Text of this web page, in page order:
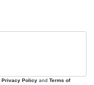
Privacy Policy and Terms of